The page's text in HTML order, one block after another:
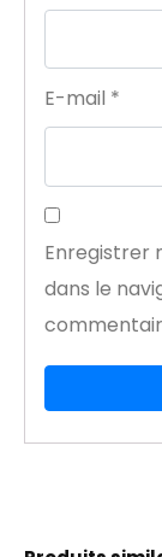
E-mail *
Enregistrer
dans le